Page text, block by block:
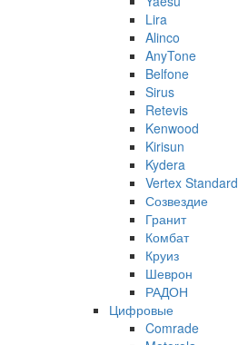
Lira
Alinco
AnyTone
Belfone
Sirus
Retevis
Kenwood
Kirisun
Kydera
Vertex Standard
Созвездие
Гранит
Комбат
Круиз
Шеврон
РАДОН
Цифровые
Comrade